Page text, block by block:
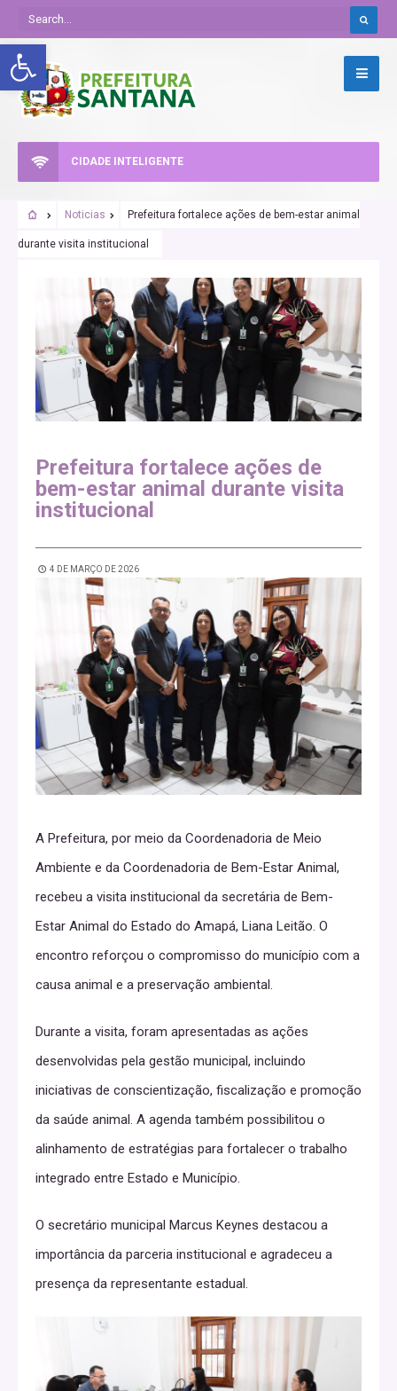
Abrir a barra de ferramentas
CIDADE INTELIGENTE
Noticias Prefeitura fortalece ações de bem-estar animal
durante visita institucional
Prefeitura fortalece ações de
bem-estar animal durante visita
institucional
4 DE MARÇO DE 2026
A Prefeitura, por meio da Coordenadoria de Meio
Ambiente e da Coordenadoria de Bem-Estar Animal,
recebeu a visita institucional da secretária de Bem-
Estar Animal do Estado do Amapá, Liana Leitão. O
encontro reforçou o compromisso do município com a
causa animal e a preservação ambiental.
Durante a visita, foram apresentadas as ações
desenvolvidas pela gestão municipal, incluindo
iniciativas de conscientização, fiscalização e promoção
da saúde animal. A agenda também possibilitou o
alinhamento de estratégias para fortalecer o trabalho
integrado entre Estado e Município.
O secretário municipal Marcus Keynes destacou a
importância da parceria institucional e agradeceu a
presença da representante estadual.